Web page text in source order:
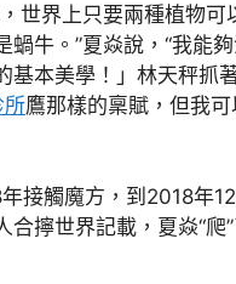
界上只要兩種植物可
蝸牛。”夏焱說，“我能
基本美學！」林天秤抓
所鷹那樣的稟賦，但我
觸魔方，到2018年12
擰世界記載，夏焱“爬”